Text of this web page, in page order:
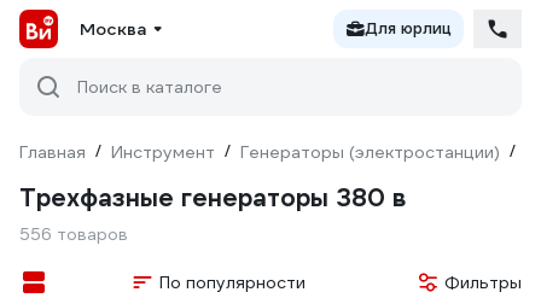
Москва Для юрлиц
Поиск в каталоге
Главная / Инструмент / Генераторы (электростанции) /
Трехфазные генераторы 380 в
556 товаров
По популярности Фильтры